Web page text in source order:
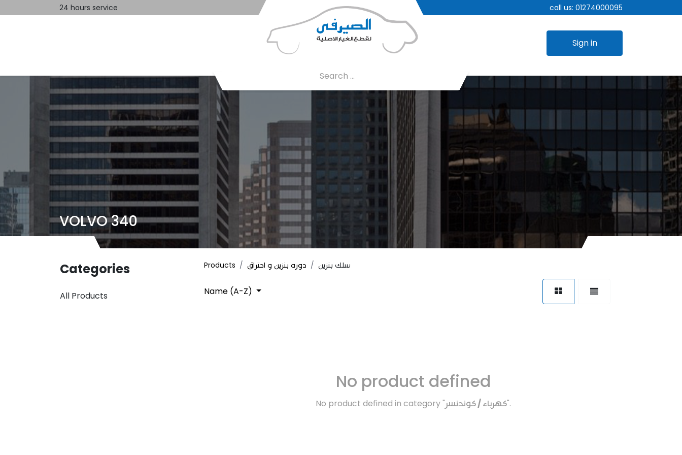
24 hours service call us: 01274000095
Sign in
VOLVO 340
Categories
All Products
Products دوره بنزين و احتراق سلك بنزين
Name (A-Z)
No product defined
No product defined in category "كهرباء / كوندنسر".